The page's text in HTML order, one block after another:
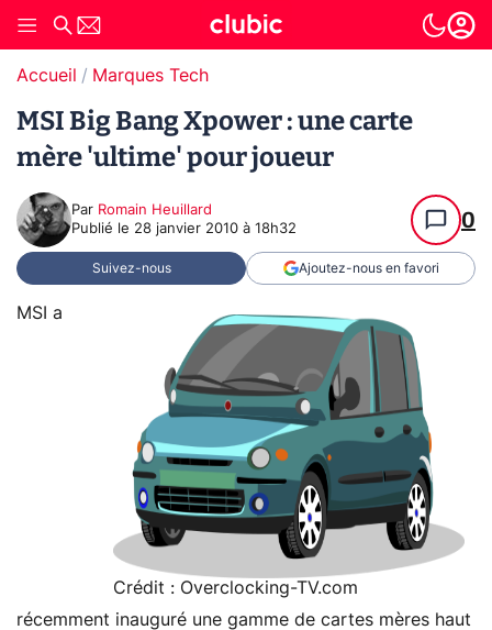
Accueil Marques Tech
MSI Big Bang Xpower : une carte
mère 'ultime' pour joueur
Par Romain Heuillard
Publié le 28 janvier 2010 à 18h32 0
Suivez-nous Ajoutez-nous en favori
Crédit : Overclocking-TV.com
MSI a
récemment inauguré une gamme de cartes mères haut